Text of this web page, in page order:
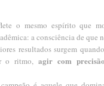
o mesmo espírito que
a consciência de que
resultados surgem
o ritmo, agir com